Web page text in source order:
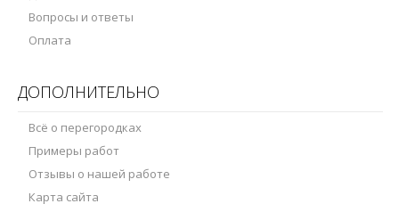
Вопросы и ответы
Оплата
ДОПОЛНИТЕЛЬНО
Всё о перегородках
Примеры работ
Отзывы о нашей работе
Карта сайта